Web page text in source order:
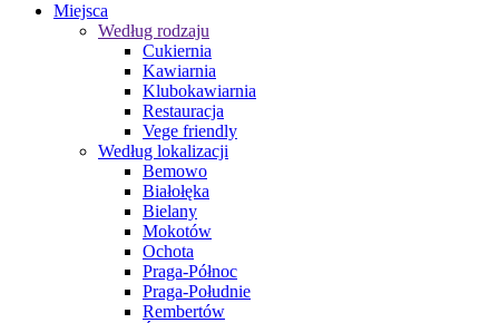
Miejsca
Według rodzaju
Cukiernia
Kawiarnia
Klubokawiarnia
Restauracja
Vege friendly
Według lokalizacji
Bemowo
Białołęka
Bielany
Mokotów
Ochota
Praga-Północ
Praga-Południe
Rembertów